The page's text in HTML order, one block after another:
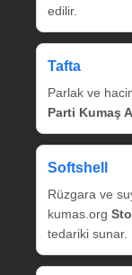
edilir.
Tafta
Parlak ve
Parti Kumaş
Softshell
Rüzgara ve
kumas.org
tedariki sunar.